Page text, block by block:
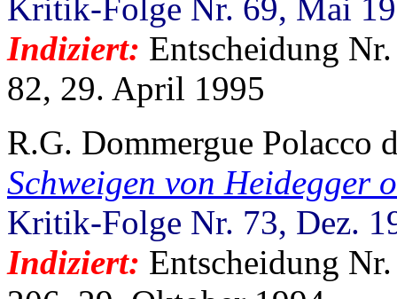
Kritik-Folge Nr. 69, Mai
Indiziert: Entscheidung
82, 29. April 1995
R.G. Dommergue Polacco
Schweigen von Heidegger
Kritik-Folge Nr. 73, Dez.
Indiziert: Entscheidung